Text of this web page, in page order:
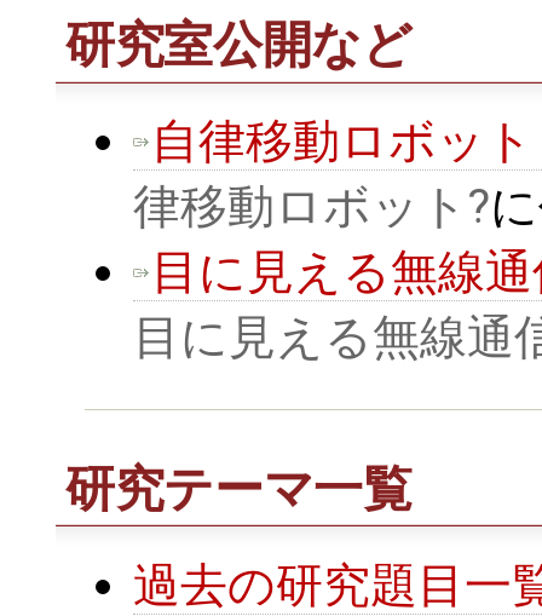
研究室公開など
自律移動ロボッ
律移動ロボット
目に見える無線
目に見える無線通
研究テーマ一覧
過去の研究題目一